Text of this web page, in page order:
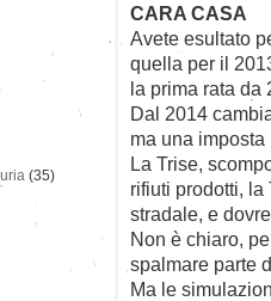
CARA CASA
Avete esultato
quella per il
la prima rata da
Dal 2014
ma una
La Trise,
rifiuti prodotti,
stradale, e
Non è chiaro,
spalmare parte
Ma le
(35)